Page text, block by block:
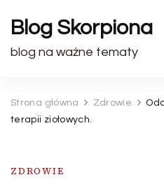
Blog Skorpiona
blog na ważne tematy
Strona główna Zdrowie
terapii ziołowych.
ZDROWIE